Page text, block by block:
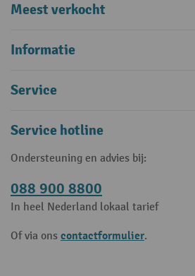
Meest verkocht
Informatie
Service
Service hotline
Ondersteuning en advies bij:
088 900 8800
In heel Nederland lokaal tarief
Of via ons contactformulier.